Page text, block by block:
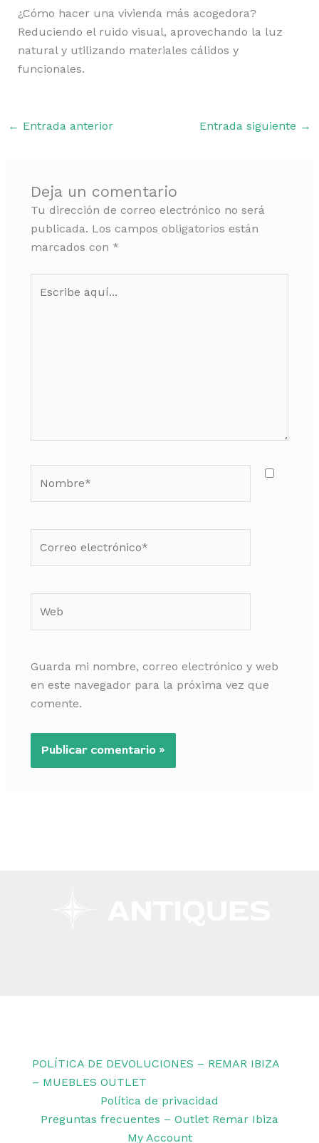
¿Cómo hacer una vivienda más acogedora?
Reduciendo el ruido visual, aprovechando la luz
natural y utilizando materiales cálidos y
funcionales.
← Entrada anterior Entrada siguiente →
Deja un comentario
Tu dirección de correo electrónico no será
publicada. Los campos obligatorios están
marcados con *
Guarda mi nombre, correo electrónico y web
en este navegador para la próxima vez que
comente.
POLÍTICA DE DEVOLUCIONES – REMAR IBIZA
– MUEBLES OUTLET
Política de privacidad
Preguntas frecuentes – Outlet Remar Ibiza
My Account